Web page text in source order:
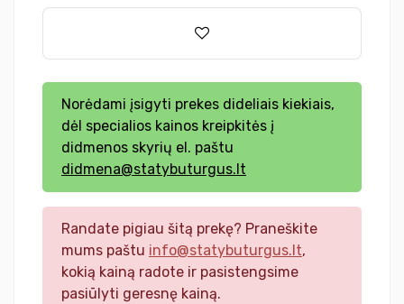
Norėdami įsigyti prekes dideliais kiekiais,
dėl specialios kainos kreipkitės į
didmenos skyrių el. paštu
didmena@statybuturgus.lt
Randate pigiau šitą prekę? Praneškite
mums paštu info@statybuturgus.lt,
kokią kainą radote ir pasistengsime
pasiūlyti geresnę kainą.